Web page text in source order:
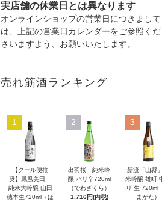
実店舗の休業日とは異なります
オンラインショップの営業日につきまして
は、上記の営業日カレンダーをご参照くだ
さいますよう、お願いいたします。
売れ筋酒ランキング
1
【クール便推
奨】鳳凰美田
純米大吟醸 山田
穂本生720ml（ほ
2
出羽桜 純米吟
醸 バリ辛720ml
（でわざくら）
1,716円(内税)
3
新流「山縣
米吟醸 雄町
り 生 720ml
まがた）